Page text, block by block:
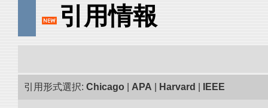
引用情報
引用形式選択: Chicago APA Harvard IEEE